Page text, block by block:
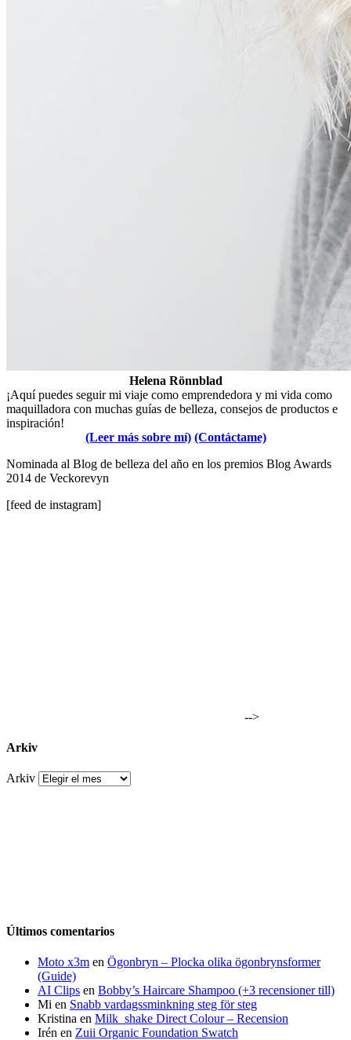
Helena Rönnblad
¡Aquí puedes seguir mi viaje como emprendedora y mi vida como
maquilladora con muchas guías de belleza, consejos de productos e
inspiración!
(Leer más sobre mí) (Contáctame)
Nominada al Blog de belleza del año en los premios Blog Awards
2014 de Veckorevyn
[feed de instagram]
-->
Arkiv
Arkiv
Últimos comentarios
Moto x3m en Ögonbryn – Plocka olika ögonbrynsformer
(Guide)
AI Clips en Bobby’s Haircare Shampoo (+3 recensioner till)
Mi en Snabb vardagssminkning steg för steg
Kristina en Milk_shake Direct Colour – Recension
Irén en Zuii Organic Foundation Swatch